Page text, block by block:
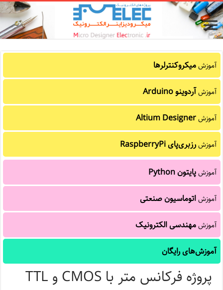
آموزشمیکروکنترلرها
آموزشآردوینو Arduino
آموزشAltium Designer
آموزشرزبری‌پای RaspberryPi
آموزشپایتون Python
آموزشاتوماسیون صنعتی
آموزشمهندسی الکترونیک
آموزش‌های رایگان
پروژه فرکانس متر با CMOS و TTL